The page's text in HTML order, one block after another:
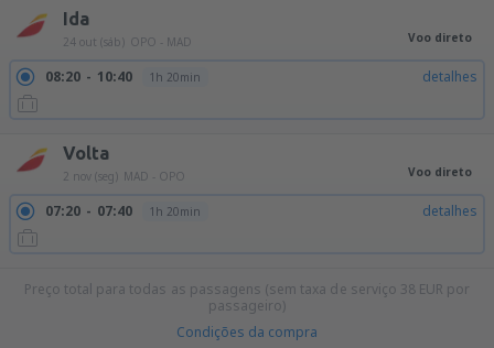
Ida
24 out (sáb) OPO - MAD Voo direto
08:20 10:40 1h 20min detalhes
Volta
2 nov (seg) MAD - OPO Voo direto
07:20 07:40 1h 20min detalhes
Preço total para todas as passagens (sem taxa de serviço 38 EUR por
passageiro)
Condições da compra